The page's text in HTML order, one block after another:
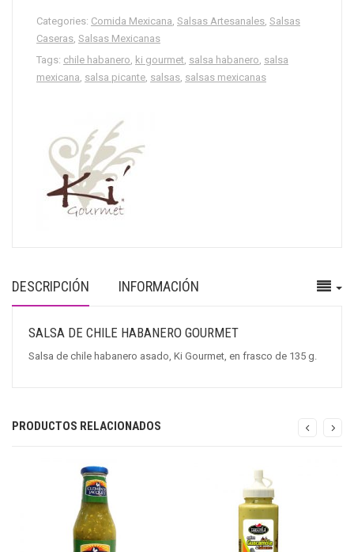
Categories: Comida Mexicana, Salsas Artesanales, Salsas
Caseras, Salsas Mexicanas
Tags: chile habanero, ki gourmet, salsa habanero, salsa
mexicana, salsa picante, salsas, salsas mexicanas
DESCRIPCIÓN INFORMACIÓN
SALSA DE CHILE HABANERO GOURMET
Salsa de chile habanero asado, Ki Gourmet, en frasco de 135 g.
PRODUCTOS RELACIONADOS